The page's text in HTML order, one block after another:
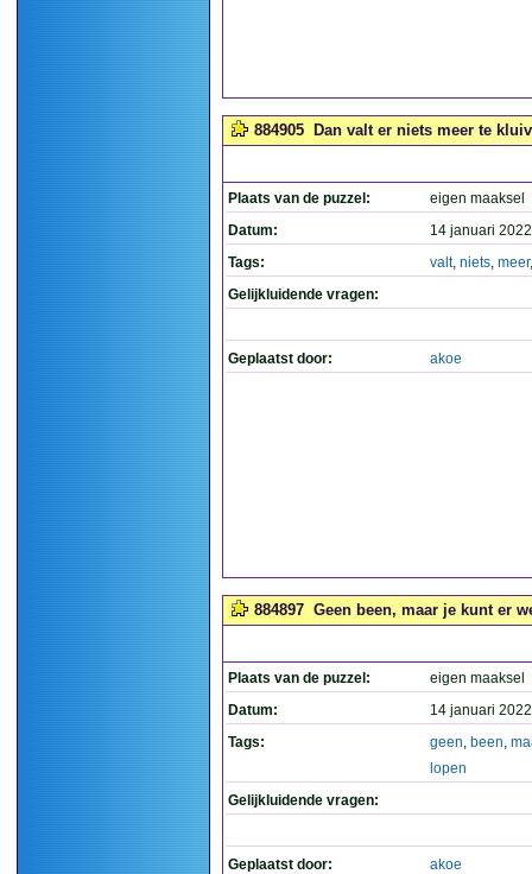
884905 Dan valt er niets meer te
Plaats van de puzzel:
eigen maaksel
Datum:
14 januari
Tags:
valt, niets, meer
Gelijkluidende vragen:
Geplaatst door: akoe
884897 Geen been, maar je kunt er
Plaats van de puzzel:
eigen maaksel
Datum:
14 januari
Tags:
geen, been,
lopen
Gelijkluidende vragen:
Geplaatst door: akoe